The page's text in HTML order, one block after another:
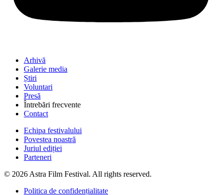
Arhivă
Galerie media
Știri
Voluntari
Presă
Întrebări frecvente
Contact
Echipa festivalului
Povestea noastră
Juriul ediției
Parteneri
© 2026 Astra Film Festival. All rights reserved.
Politica de confidențialitate